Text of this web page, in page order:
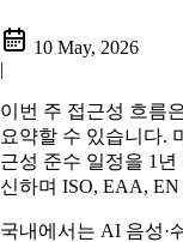
10 May, 2026
|
이번 주 접근성 흐름
요약할 수 있습니다.
근성 준수 일정을 1
신하며 ISO, EAA,
국내에서는 AI 음성·